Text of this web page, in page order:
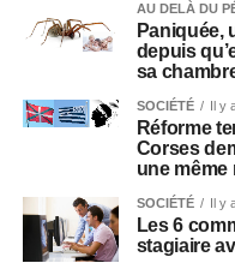
AU DELÀ DU
Paniquée,
depuis
sa
SOCIÉTÉ Il y
Réforme
Corses
une même
SOCIÉTÉ Il y
Les 6
stagiaire